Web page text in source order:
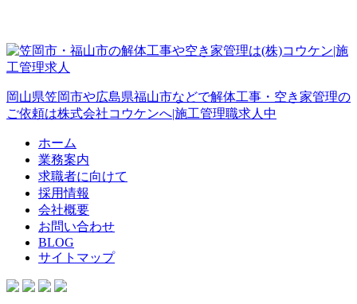
岡山県笠岡市や広島県福山市などで解体工事・空き家管理の
ご依頼は株式会社コウケンへ|施工管理職求人中
ホーム
業務案内
求職者に向けて
採用情報
会社概要
お問い合わせ
BLOG
サイトマップ